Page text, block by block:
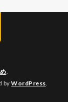
byWordPress